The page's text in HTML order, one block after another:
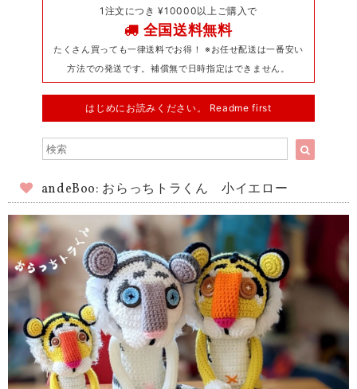
1注文につき ¥10000以上ご購入で
全国送料無料
たくさん買っても一律送料でお得！ ※お任せ配送は一番安い
方法での発送です。補償無で日時指定はできません。
はじめにお読みください。 Readme first
andeBoo: おらっちトラくん 小イエロー